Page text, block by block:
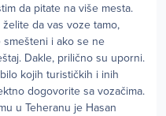
da pitate na više mesta.
da vas voze tamo,
smešteni i ako se ne
Dakle, prilično su uporni.
kojih turističkih i inih
dogovorite sa vozačima.
u Teheranu je Hasan